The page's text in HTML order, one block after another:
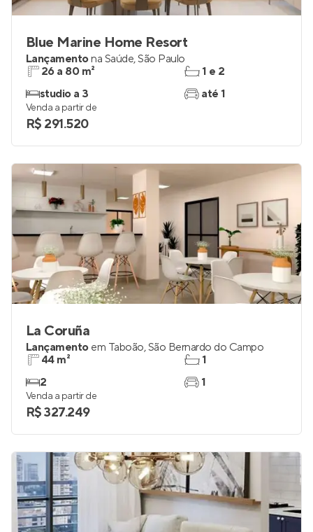
Blue Marine Home Resort
Lançamentona Saúde,São Paulo
26 a 80 m²
studio a 3
1 e 2
até 1
Venda a partir de
R$ 291.520
La Coruña
Lançamento em Taboão,São Bernardo do Campo
44 m²
2
1
1
Venda a partir de
R$ 327.249